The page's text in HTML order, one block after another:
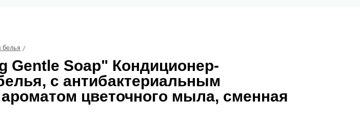
Gentle Soap" Кондиционер-
с антибактериальным
цветочного мыла, сменная